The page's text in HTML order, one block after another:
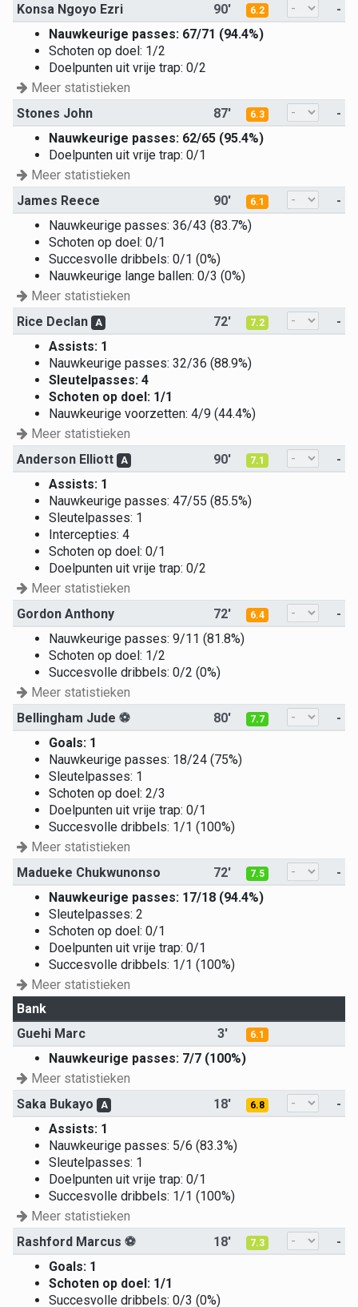
Konsa Ngoyo Ezri
90' 6.2
-
Nauwkeurige passes: 67/71 (94.4%)
Schoten op doel: 1/2
Doelpunten uit vrije trap: 0/2
Meer statistieken
Stones John
87' 6.3
-
Nauwkeurige passes: 62/65 (95.4%)
Doelpunten uit vrije trap: 0/1
Meer statistieken
James Reece
90' 6.1
-
Nauwkeurige passes: 36/43 (83.7%)
Schoten op doel: 0/1
Succesvolle dribbels: 0/1 (0%)
Nauwkeurige lange ballen: 0/3 (0%)
Meer statistieken
Rice Declan
A 72' 7.2
-
Assists: 1
Nauwkeurige passes: 32/36 (88.9%)
Sleutelpasses: 4
Schoten op doel: 1/1
Nauwkeurige voorzetten: 4/9 (44.4%)
Meer statistieken
Anderson Elliott
A 90' 7.1
-
Assists: 1
Nauwkeurige passes: 47/55 (85.5%)
Sleutelpasses: 1
Intercepties: 4
Schoten op doel: 0/1
Doelpunten uit vrije trap: 0/2
Meer statistieken
Gordon Anthony
72' 6.4
-
Nauwkeurige passes: 9/11 (81.8%)
Schoten op doel: 1/2
Succesvolle dribbels: 0/2 (0%)
Meer statistieken
Bellingham Jude ⚽ 80' 7.7
-
Goals: 1
Nauwkeurige passes: 18/24 (75%)
Sleutelpasses: 1
Schoten op doel: 2/3
Doelpunten uit vrije trap: 0/1
Succesvolle dribbels: 1/1 (100%)
Meer statistieken
Madueke Chukwunonso
72' 7.5
-
Nauwkeurige passes: 17/18 (94.4%)
Sleutelpasses: 2
Schoten op doel: 0/1
Doelpunten uit vrije trap: 0/1
Succesvolle dribbels: 1/1 (100%)
Meer statistieken
Bank
Guehi Marc
3' 6.1
Nauwkeurige passes: 7/7 (100%)
Meer statistieken
Saka Bukayo
A 18' 6.8
-
Assists: 1
Nauwkeurige passes: 5/6 (83.3%)
Sleutelpasses: 1
Doelpunten uit vrije trap: 0/1
Succesvolle dribbels: 1/1 (100%)
Meer statistieken
Rashford Marcus ⚽ 18' 7.3
-
Goals: 1
Schoten op doel: 1/1
Succesvolle dribbels: 0/3 (0%)